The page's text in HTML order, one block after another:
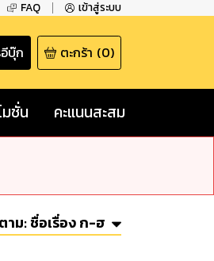
FAQ เข้าสู่ระบบ
บุ๊ก ตะกร้า (0)
มชั่น คะแนนสะสม
าม:ชื่อเรื่อง ก-ฮ